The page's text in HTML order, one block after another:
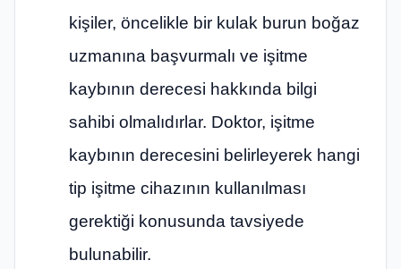
kişiler, öncelikle bir kulak burun boğaz
uzmanına başvurmalı ve işitme
kaybının derecesi hakkında bilgi
sahibi olmalıdırlar. Doktor, işitme
kaybının derecesini belirleyerek hangi
tip işitme cihazının kullanılması
gerektiği konusunda tavsiyede
bulunabilir.